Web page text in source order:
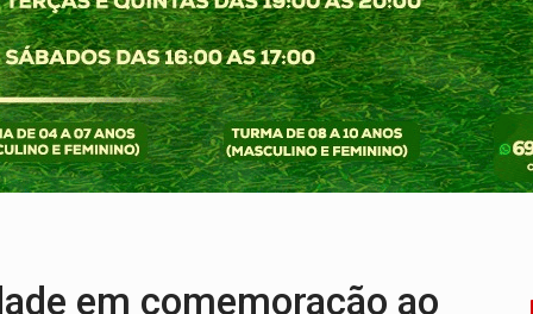
frente do bar da Marleide
lança chamada para fortalecer cadeias da
urânio, mas produz pouco e importa combustível
Cola é devolvida a natureza
em comemoração ao